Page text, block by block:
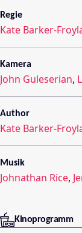
Regie
Kate Barker-
Kamera
John Guleserian,
Author
Kate Barker-
Musik
Johnathan Rice,
Kinoprogramm